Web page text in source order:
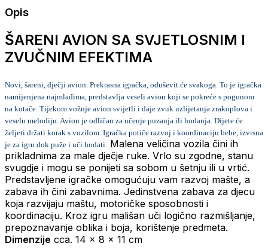
Opis
ŠARENI AVION SA SVJETLOSNIM I
ZVUČNIM EFEKTIMA
Novi, šareni, dječji avion. Prekrasna igračka, oduševit će svakoga. To je igračka
namijenjena najmlađima, predstavlja veseli avion koji se pokreće s pogonom
na kotače. Tijekom vožnje avion svijetli i daje zvuk uzlijetanja zrakoplova i
veselu melodiju. Avion je odličan za učenje puzanja ili hodanja. Dijete će
željeti držati korak s vozilom. Igračka potiče razvoj i koordinaciju bebe, izvrsna
je za igru ​​dok puže i uči hodati.
Malena veličina vozila čini ih
prikladnima za male dječje ruke. Vrlo su zgodne, stanu
svugdje i mogu se ponijeti sa sobom u šetnju ili u vrtić.
Predstavljene igračke omogućuju vam razvoj mašte, a
zabava ih čini zabavnima. Jedinstvena zabava za djecu
koja razvijaju maštu, motoričke sposobnosti i
koordinaciju. Kroz igru ​​mališan uči logično razmišljanje,
prepoznavanje oblika i boja, korištenje predmeta.
Dimenzije cca. 14 x 8 x 11 cm